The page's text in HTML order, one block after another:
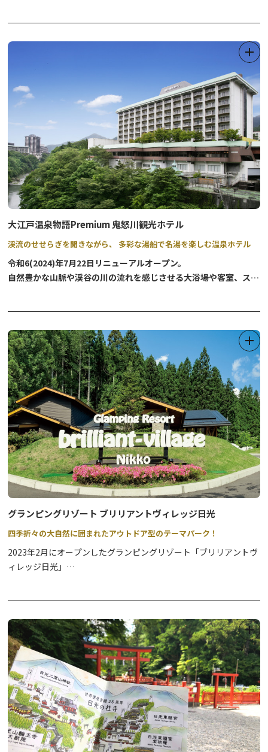
す。
＜団体向け＞
自然保護を目的に駆除される鹿の革を有効活用したクラフト体験を
通じて、環境保全を考えるプログラムです。
※～120名、詳細は添付PDFよりご確認ください。
から「美肌の湯」とも呼ばれています。宿泊者はもちろん、日帰り
いつもご利用ありがとうございます。
令和８年４月１日から利用料を改定します。
https://ashio-kajika.jp/
大江戸温泉物語Premium 鬼怒川観光ホテル
渓流のせせらぎを聞きながら、 多彩な湯船で名湯を楽しむ温泉ホテル
令和6(2024)年7月22日リニューアルオープン。
自然豊かな山脈や渓谷の川の流れを感じさせる大浴場や客室、スタ
肌にやさしい１０種類の温浴施設と、岩盤浴や露天風呂のある２つ
の貸切風呂をご用意。女性が快適に過ごせる施設を充実させていま
す。四季との一体感を味わえる「旅の湯歩道」など様々なお風呂が
楽しめる人気スポットです。
グランピングリゾート ブリリアントヴィレッジ日光
四季折々の大自然に囲まれたアウトドア型のテーマパーク！
2023年2月にオープンしたグランピングリゾート「ブリリアントヴ
ィレッジ日光」
場内では、龍神滝から続く小川のせせらぎや野鳥のさえずり、自然
のBGMに四季折々の景観をお楽しみください。
宿泊棟のドームテントは快適で趣のある室内を「TOKYO
interior」様がプロデュース。
併設のガゼボでは地元食材で贅沢なバーベキュー、そして夜は満天
の星空のもとキャンプファイヤーの炎に癒されながら、非日常の世
界をご体験ください。